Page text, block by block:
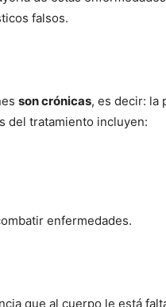
falsos.
son crónicas, es decir: la
del tratamiento incluyen:
enfermedades.
que al cuerpo le está